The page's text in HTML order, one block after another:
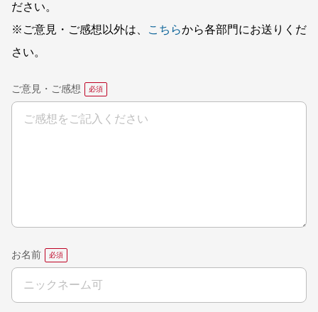
ださい。
※ご意見・ご感想以外は、
こちらから各部門にお送りくだ
さい。
ご意見・ご感想
お名前